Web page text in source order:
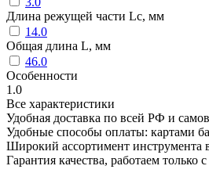
Длина режущей части Lc, мм
14.0
Общая длина L, мм
46.0
Особенности
1.0
Все характеристики
Удобная доставка по всей РФ и
Удобные способы оплаты: картами
Широкий ассортимент инструмента
Гарантия качества, работаем